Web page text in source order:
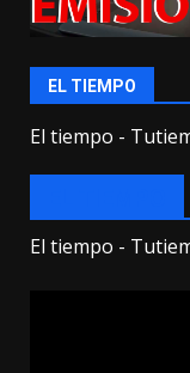
EL TIEMPO
El tiempo -
El tiempo -